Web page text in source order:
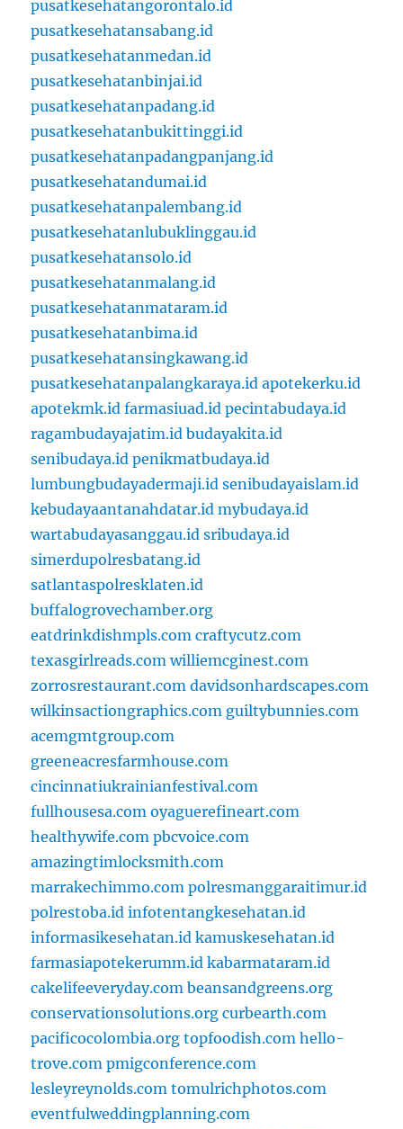
pusatkesehatangorontalo.id
pusatkesehatansabang.id
pusatkesehatanmedan.id
pusatkesehatanbinjai.id
pusatkesehatanpadang.id
pusatkesehatanbukittinggi.id
pusatkesehatanpadangpanjang.id
pusatkesehatandumai.id
pusatkesehatanpalembang.id
pusatkesehatanlubuklinggau.id
pusatkesehatansolo.id
pusatkesehatanmalang.id
pusatkesehatanmataram.id
pusatkesehatanbima.id
pusatkesehatansingkawang.id
pusatkesehatanpalangkaraya.id apotekerku.id
apotekmk.id farmasiuad.id pecintabudaya.id
ragambudayajatim.id budayakita.id
senibudaya.id penikmatbudaya.id
lumbungbudayadermaji.id senibudayaislam.id
kebudayaantanahdatar.id mybudaya.id
wartabudayasanggau.id sribudaya.id
simerdupolresbatang.id
satlantaspolresklaten.id
buffalogrovechamber.org
eatdrinkdishmpls.com craftycutz.com
texasgirlreads.com williemcginest.com
zorrosrestaurant.com davidsonhardscapes.com
wilkinsactiongraphics.com guiltybunnies.com
acemgmtgroup.com
greeneacresfarmhouse.com
cincinnatiukrainianfestival.com
fullhousesa.com oyaguerefineart.com
healthywife.com pbcvoice.com
amazingtimlocksmith.com
marrakechimmo.com polresmanggaraitimur.id
polrestoba.id infotentangkesehatan.id
informasikesehatan.id kamuskesehatan.id
farmasiapotekerumm.id kabarmataram.id
cakelifeeveryday.com beansandgreens.org
conservationsolutions.org curbearth.com
pacificocolombia.org topfoodish.com hello-
trove.com pmigconference.com
lesleyreynolds.com tomulrichphotos.com
eventfulweddingplanning.com